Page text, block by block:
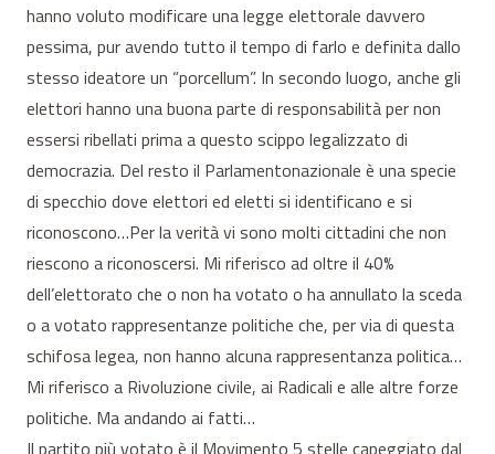
hanno voluto modificare una legge elettorale davvero
pessima, pur avendo tutto il tempo di farlo e definita dallo
stesso ideatore un “porcellum”. In secondo luogo, anche gli
elettori hanno una buona parte di responsabilità per non
essersi ribellati prima a questo scippo legalizzato di
democrazia. Del resto il Parlamentonazionale è una specie
di specchio dove elettori ed eletti si identificano e si
riconoscono…Per la verità vi sono molti cittadini che non
riescono a riconoscersi. Mi riferisco ad oltre il 40%
dell’elettorato che o non ha votato o ha annullato la sceda
o a votato rappresentanze politiche che, per via di questa
schifosa legea, non hanno alcuna rappresentanza politica…
Mi riferisco a Rivoluzione civile, ai Radicali e alle altre forze
politiche. Ma andando ai fatti…
Il partito più votato è il Movimento 5 stelle capeggiato dal